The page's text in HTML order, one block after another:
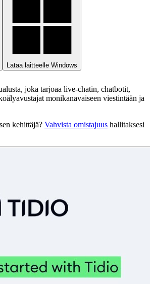
Lataa laitteelle Windows
joka tarjoaa live-chatin, chatbotit,
monikanavaiseen viestintään ja
kehittäjä? Vahvista omistajuus hallitaksesi